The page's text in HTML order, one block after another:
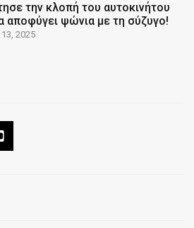
την κλοπή του αυτοκινήτου
αποφύγει ψώνια με τη σύζυγο!
13, 2025